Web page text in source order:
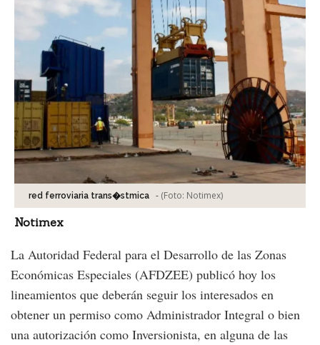
red ferroviaria trans�stmica - (Foto: Notimex)
Notimex
La Autoridad Federal para el Desarrollo de las Zonas
Económicas Especiales (AFDZEE) publicó hoy los
lineamientos que deberán seguir los interesados en
obtener un permiso como Administrador Integral o bien
una autorización como Inversionista, en alguna de las